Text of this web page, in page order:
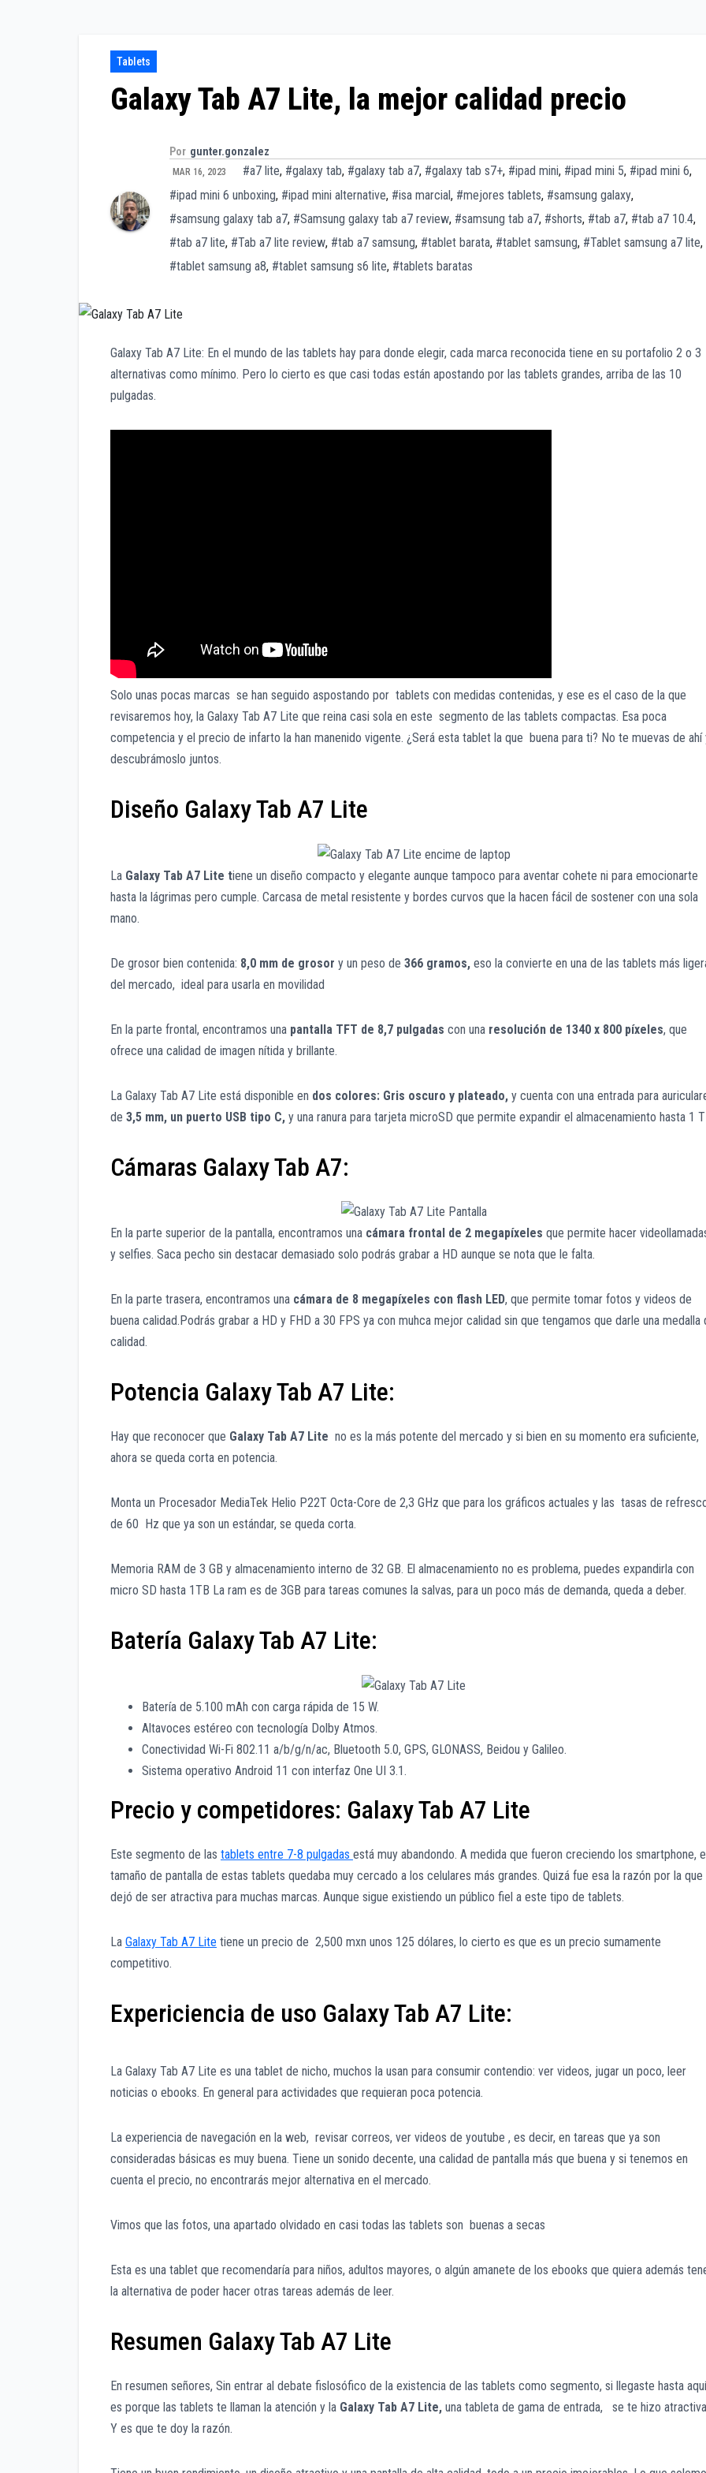
Tablets
Galaxy Tab A7 Lite, la mejor calidad precio
Por gunter.gonzalez
MAR 16, 2023 #a7 lite, #galaxy tab, #galaxy tab a7, #galaxy tab s7+, #ipad mini, #ipad mini 5, #ipad mini 6,
#ipad mini 6 unboxing, #ipad mini alternative, #isa marcial, #mejores tablets, #samsung galaxy,
#samsung galaxy tab a7, #Samsung galaxy tab a7 review, #samsung tab a7, #shorts, #tab a7, #tab a7 10.4,
#tab a7 lite, #Tab a7 lite review, #tab a7 samsung, #tablet barata, #tablet samsung, #Tablet samsung a7 lite,
#tablet samsung a8, #tablet samsung s6 lite, #tablets baratas
Galaxy Tab A7 Lite: En el mundo de las tablets hay para donde elegir, cada marca reconocida tiene en su portafolio 2 o 3
alternativas como mínimo. Pero lo cierto es que casi todas están apostando por las tablets grandes, arriba de las 10
pulgadas.
Solo unas pocas marcas se han seguido aspostando por tablets con medidas contenidas, y ese es el caso de la que
revisaremos hoy, la Galaxy Tab A7 Lite que reina casi sola en este segmento de las tablets compactas. Esa poca
competencia y el precio de infarto la han manenido vigente. ¿Será esta tablet la que buena para ti? No te muevas de ahí
descubrámoslo juntos.
Diseño Galaxy Tab A7 Lite
La Galaxy Tab A7 Lite tiene un diseño compacto y elegante aunque tampoco para aventar cohete ni para emocionarte
hasta la lágrimas pero cumple. Carcasa de metal resistente y bordes curvos que la hacen fácil de sostener con una sola
mano.
De grosor bien contenida: 8,0 mm de grosor y un peso de 366 gramos, eso la convierte en una de las tablets más
del mercado, ideal para usarla en movilidad
En la parte frontal, encontramos una pantalla TFT de 8,7 pulgadas con una resolución de 1340 x 800 píxeles, que
ofrece una calidad de imagen nítida y brillante.
La Galaxy Tab A7 Lite está disponible en dos colores: Gris oscuro y plateado, y cuenta con una entrada para
de 3,5 mm, un puerto USB tipo C, y una ranura para tarjeta microSD que permite expandir el almacenamiento hasta 1
Cámaras Galaxy Tab A7:
En la parte superior de la pantalla, encontramos una cámara frontal de 2 megapíxeles que permite hacer
y selfies. Saca pecho sin destacar demasiado solo podrás grabar a HD aunque se nota que le falta.
En la parte trasera, encontramos una cámara de 8 megapíxeles con flash LED, que permite tomar fotos y videos de
buena calidad.Podrás grabar a HD y FHD a 30 FPS ya con muhca mejor calidad sin que tengamos que darle una medalla
calidad.
Potencia Galaxy Tab A7 Lite:
Hay que reconocer que Galaxy Tab A7 Lite no es la más potente del mercado y si bien en su momento era suficiente,
ahora se queda corta en potencia.
Monta un Procesador MediaTek Helio P22T Octa-Core de 2,3 GHz que para los gráficos actuales y las tasas de
de 60 Hz que ya son un estándar, se queda corta.
Memoria RAM de 3 GB y almacenamiento interno de 32 GB. El almacenamiento no es problema, puedes expandirla con
micro SD hasta 1TB La ram es de 3GB para tareas comunes la salvas, para un poco más de demanda, queda a deber.
Batería Galaxy Tab A7 Lite:
Batería de 5.100 mAh con carga rápida de 15 W.
Altavoces estéreo con tecnología Dolby Atmos.
Conectividad Wi-Fi 802.11 a/b/g/n/ac, Bluetooth 5.0, GPS, GLONASS, Beidou y Galileo.
Sistema operativo Android 11 con interfaz One UI 3.1.
Precio y competidores: Galaxy Tab A7 Lite
Este segmento de las tablets entre 7-8 pulgadas está muy abandondo. A medida que fueron creciendo los smartphone,
tamaño de pantalla de estas tablets quedaba muy cercado a los celulares más grandes. Quizá fue esa la razón por la que
dejó de ser atractiva para muchas marcas. Aunque sigue existiendo un público fiel a este tipo de tablets.
La Galaxy Tab A7 Lite tiene un precio de 2,500 mxn unos 125 dólares, lo cierto es que es un precio sumamente
competitivo.
Expericiencia de uso Galaxy Tab A7 Lite:
La Galaxy Tab A7 Lite es una tablet de nicho, muchos la usan para consumir contendio: ver videos, jugar un poco, leer
noticias o ebooks. En general para actividades que requieran poca potencia.
La experiencia de navegación en la web, revisar correos, ver videos de youtube , es decir, en tareas que ya son
consideradas básicas es muy buena. Tiene un sonido decente, una calidad de pantalla más que buena y si tenemos en
cuenta el precio, no encontrarás mejor alternativa en el mercado.
Vimos que las fotos, una apartado olvidado en casi todas las tablets son buenas a secas
Esta es una tablet que recomendaría para niños, adultos mayores, o algún amanete de los ebooks que quiera además
la alternativa de poder hacer otras tareas además de leer.
Resumen Galaxy Tab A7 Lite
En resumen señores, Sin entrar al debate fislosófico de la existencia de las tablets como segmento, si llegaste hasta aquí
es porque las tablets te llaman la atención y la Galaxy Tab A7 Lite, una tableta de gama de entrada, se te hizo
Y es que te doy la razón.